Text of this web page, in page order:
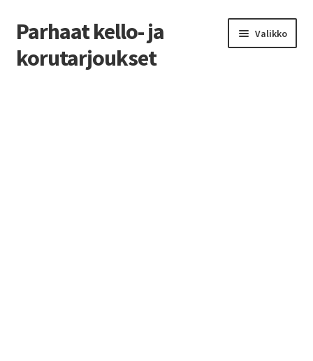
Siirry
navigointiin
Siirry
sisältöön
Parhaat kello- ja
korutarjoukset
Valikko